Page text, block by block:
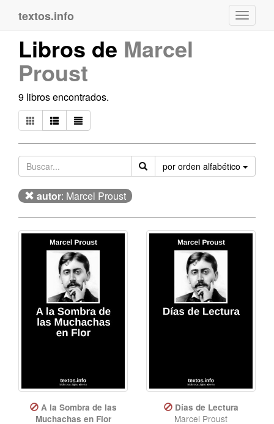
textos.info
Libros de Marcel
Proust
9 libros encontrados.
por orden alfabético
autor: Marcel Proust
A la Sombra de las
Muchachas en Flor
Días de Lectura
Marcel Proust